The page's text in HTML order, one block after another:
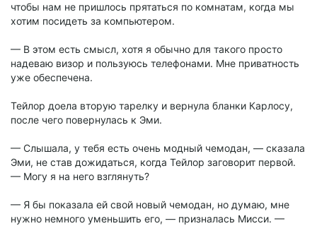
чтобы нам не пришлось прятаться по комнатам, когда мы
хотим посидеть за компьютером.
— В этом есть смысл, хотя я обычно для такого просто
надеваю визор и пользуюсь телефонами. Мне приватность
уже обеспечена.
Тейлор доела вторую тарелку и вернула бланки Карлосу,
после чего повернулась к Эми.
— Слышала, у тебя есть очень модный чемодан, — сказала
Эми, не став дожидаться, когда Тейлор заговорит первой.
— Могу я на него взглянуть?
— Я бы показала ей свой новый чемодан, но думаю, мне
нужно немного уменьшить его, — призналась Мисси. —